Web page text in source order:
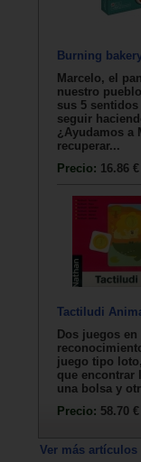
Burning
Marcelo, el
nuestro
sus 5
seguir
¿Ayudamos a
recuperar...
Precio: 16.86 €
Tactiludi
Dos juegos
juego tipo
que encontrar
una bolsa y
Precio: 58.70 €
Ver más